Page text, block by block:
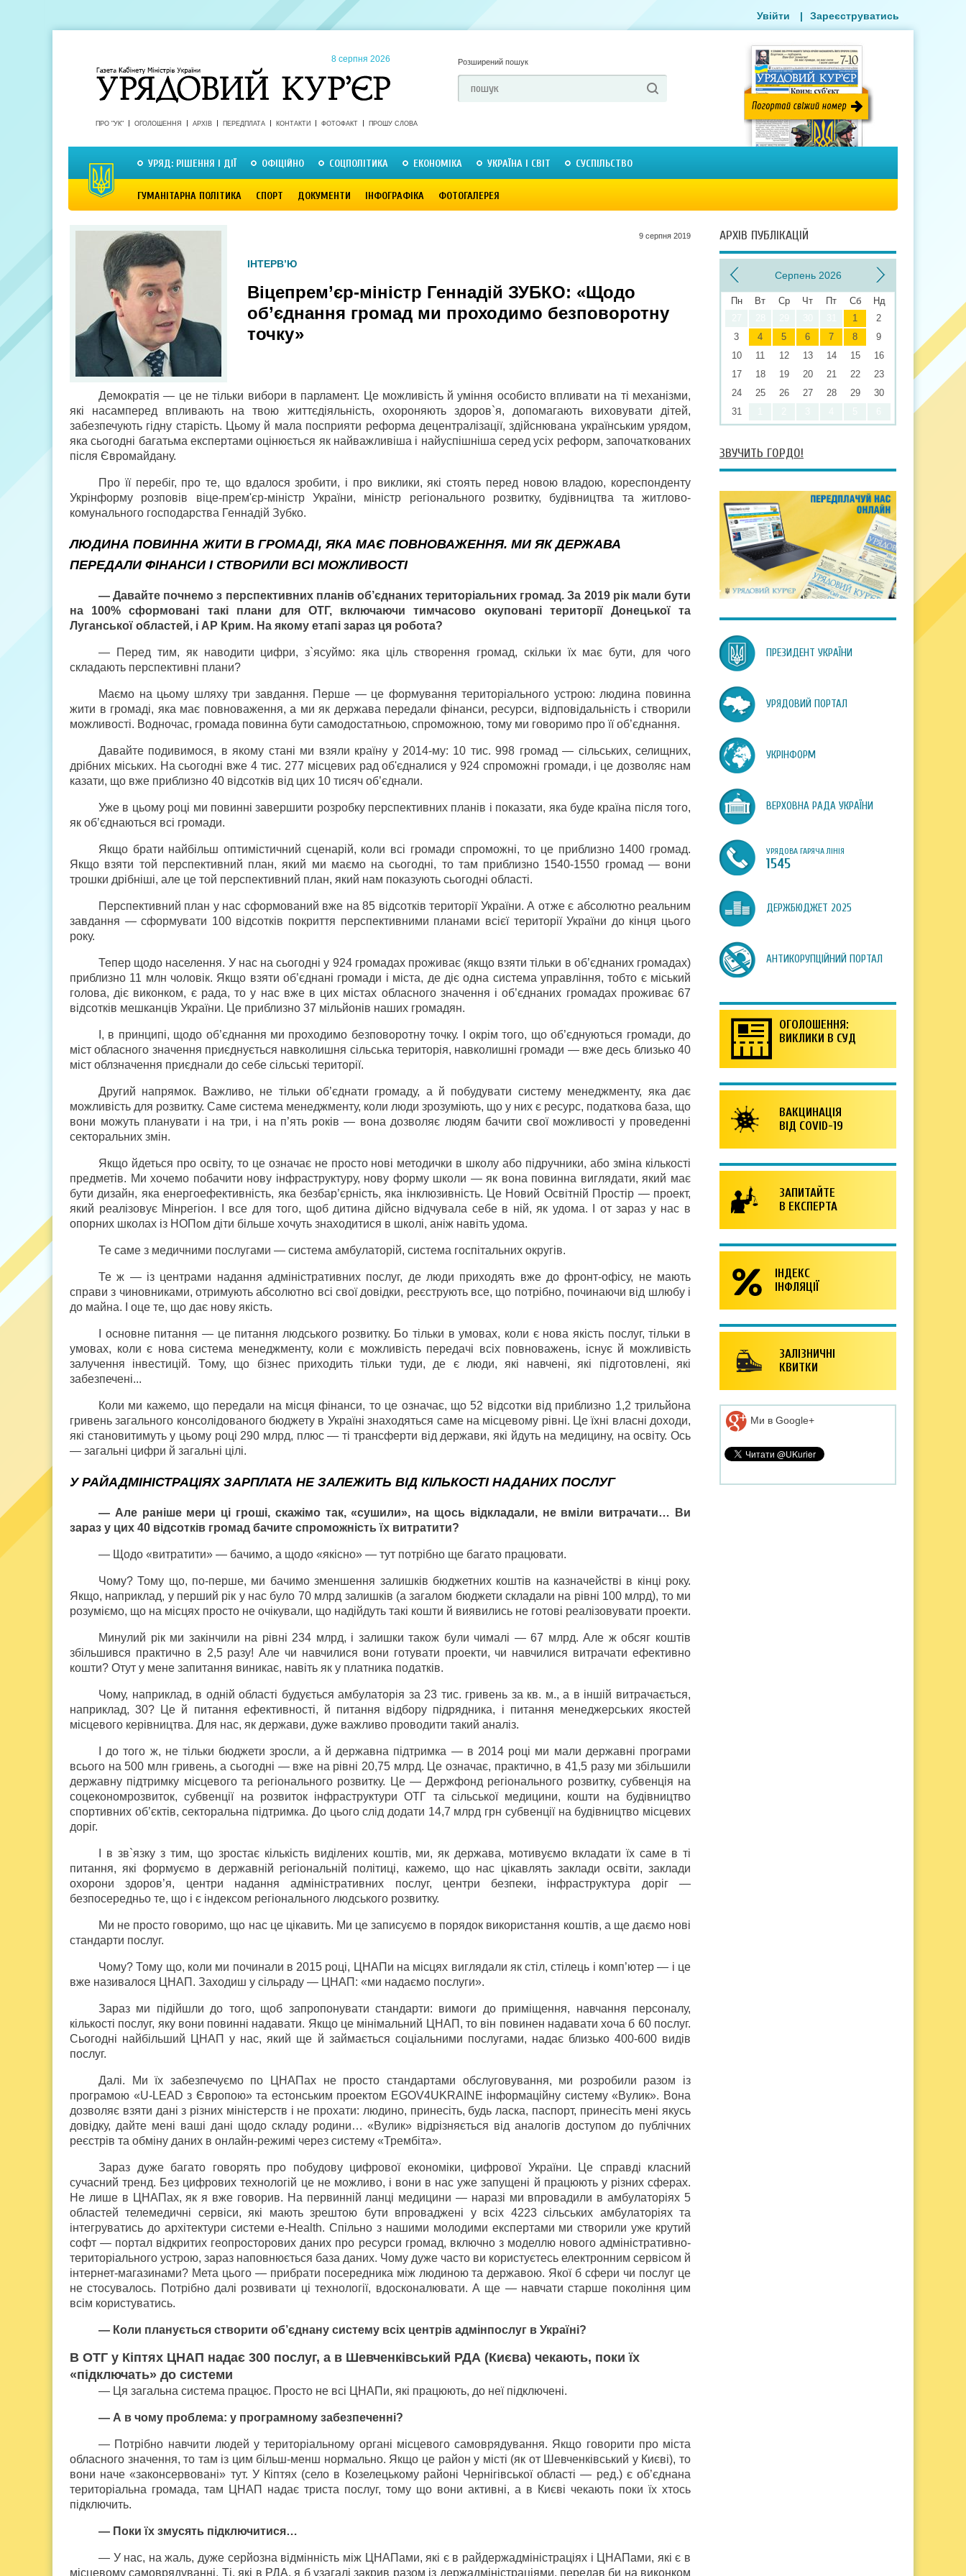
8 серпня 2026 Розширений пошук
ПРО "УК" ОГОЛОШЕННЯ АРХІВ ПЕРЕДПЛАТА КОНТАКТИ ФОТОФАКТ ПРОШУ СЛОВА
УРЯД: РІШЕННЯ І ДІЇ ОФІЦІЙНО СОЦПОЛІТИКА ЕКОНОМІКА УКРАЇНА І СВІТ СУСПІЛЬСТВО
ГУМАНІТАРНА ПОЛІТИКА СПОРТ ДОКУМЕНТИ ІНФОГРАФІКА ФОТОГАЛЕРЕЯ
Увійти | Зареєструватись
9 серпня 2019
ІНТЕРВ’Ю
Віцепрем’єр-міністр Геннадій ЗУБКО: «Щодо
об’єднання громад ми проходимо безповоротну
точку»
Демократія — це не тільки вибори в парламент. Це можливість й уміння особисто впливати на ті механізми,
які насамперед впливають на твою життєдіяльність, охороняють здоров`я, допомагають виховувати дітей,
забезпечують гідну старість. Цьому й мала посприяти реформа децентралізації, здійснювана українським урядом,
яка сьогодні багатьма експертами оцінюється як найважливіша і найуспішніша серед усіх реформ, започаткованих
після Євромайдану.
Про її перебіг, про те, що вдалося зробити, і про виклики, які стоять перед новою владою, кореспонденту
Укрінформу розповів віце-прем'єр-міністр України, міністр регіонального розвитку, будівництва та житлово-
комунального господарства Геннадій Зубко.
ЛЮДИНА ПОВИННА ЖИТИ В ГРОМАДІ, ЯКА МАЄ ПОВНОВАЖЕННЯ. МИ ЯК ДЕРЖАВА
ПЕРЕДАЛИ ФІНАНСИ І СТВОРИЛИ ВСІ МОЖЛИВОСТІ
— Давайте почнемо з перспективних планів об’єднаних територіальних громад. За 2019 рік мали бути
на 100% сформовані такі плани для ОТГ, включаючи тимчасово окуповані території Донецької та
Луганської областей, і АР Крим. На якому етапі зараз ця робота?
— Перед тим, як наводити цифри, з`ясуймо: яка ціль створення громад, скільки їх має бути, для чого
складають перспективні плани?
Маємо на цьому шляху три завдання. Перше — це формування територіального устрою: людина повинна
жити в громаді, яка має повноваження, а ми як держава передали фінанси, ресурси, відповідальність і створили
можливості. Водночас, громада повинна бути самодостатньою, спроможною, тому ми говоримо про її об’єднання.
Давайте подивимося, в якому стані ми взяли країну у 2014-му: 10 тис. 998 громад — сільських, селищних,
дрібних міських. На сьогодні вже 4 тис. 277 місцевих рад об'єдналися у 924 спроможні громади, і це дозволяє нам
казати, що вже приблизно 40 відсотків від цих 10 тисяч об’єднали.
Уже в цьому році ми повинні завершити розробку перспективних планів і показати, яка буде країна після того,
як об’єднаються всі громади.
Якщо брати найбільш оптимістичний сценарій, коли всі громади спроможні, то це приблизно 1400 громад.
Якщо взяти той перспективний план, який ми маємо на сьогодні, то там приблизно 1540-1550 громад — вони
трошки дрібніші, але це той перспективний план, який нам показують сьогодні області.
Перспективний план у нас сформований вже на 85 відсотків території України. А отже є абсолютно реальним
завдання — сформувати 100 відсотків покриття перспективними планами всієї території України до кінця цього
року.
Тепер щодо населення. У нас на сьогодні у 924 громадах проживає (якщо взяти тільки в об’єднаних громадах)
приблизно 11 млн чоловік. Якщо взяти об’єднані громади і міста, де діє одна система управління, тобто є міський
голова, діє виконком, є рада, то у нас вже в цих містах обласного значення і об’єднаних громадах проживає 67
відсотків мешканців України. Це приблизно 37 мільйонів наших громадян.
І, в принципі, щодо об’єднання ми проходимо безповоротну точку. І окрім того, що об’єднуються громади, до
міст обласного значення приєднується навколишня сільська територія, навколишні громади — вже десь близько 40
міст облзначення приєднали до себе сільські території.
Другий напрямок. Важливо, не тільки об’єднати громаду, а й побудувати систему менеджменту, яка дає
можливість для розвитку. Саме система менеджменту, коли люди зрозуміють, що у них є ресурс, податкова база, що
вони можуть планувати і на три, і на п’ять років — вона дозволяє людям бачити свої можливості у проведенні
секторальних змін.
Якщо йдеться про освіту, то це означає не просто нові методички в школу або підручники, або зміна кількості
предметів. Ми хочемо побачити нову інфраструктуру, нову форму школи — як вона повинна виглядати, який має
бути дизайн, яка енергоефективність, яка безбар’єрність, яка інклюзивність. Це Новий Освітній Простір — проект,
який реалізовує Мінрегіон. І все для того, щоб дитина дійсно відчувала себе в ній, як удома. І от зараз у нас в
опорних школах із НОПом діти більше хочуть знаходитися в школі, аніж навіть удома.
Те саме з медичними послугами — система амбулаторій, система госпітальних округів.
Те ж — із центрами надання адміністративних послуг, де люди приходять вже до фронт-офісу, не мають
справи з чиновниками, отримують абсолютно всі свої довідки, реєструють все, що потрібно, починаючи від шлюбу і
до майна. І оце те, що дає нову якість.
І основне питання — це питання людського розвитку. Бо тільки в умовах, коли є нова якість послуг, тільки в
умовах, коли є нова система менеджменту, коли є можливість передачі всіх повноважень, існує й можливість
залучення інвестицій. Тому, що бізнес приходить тільки туди, де є люди, які навчені, які підготовлені, які
забезпечені...
Коли ми кажемо, що передали на місця фінанси, то це означає, що 52 відсотки від приблизно 1,2 трильйона
гривень загального консолідованого бюджету в Україні знаходяться саме на місцевому рівні. Це їхні власні доходи,
які становитимуть у цьому році 290 млрд, плюс — ті трансферти від держави, які йдуть на медицину, на освіту. Ось
— загальні цифри й загальні цілі.
У РАЙАДМІНІСТРАЦІЯХ ЗАРПЛАТА НЕ ЗАЛЕЖИТЬ ВІД КІЛЬКОСТІ НАДАНИХ ПОСЛУГ
— Але раніше мери ці гроші, скажімо так, «сушили», на щось відкладали, не вміли витрачати… Ви
зараз у цих 40 відсотків громад бачите спроможність їх витратити?
— Щодо «витратити» — бачимо, а щодо «якісно» — тут потрібно ще багато працювати.
Чому? Тому що, по-перше, ми бачимо зменшення залишків бюджетних коштів на казначействі в кінці року.
Якщо, наприклад, у перший рік у нас було 70 млрд залишків (а загалом бюджети складали на рівні 100 млрд), то ми
розуміємо, що на місцях просто не очікували, що надійдуть такі кошти й виявились не готові реалізовувати проекти.
Минулий рік ми закінчили на рівні 234 млрд, і залишки також були чималі — 67 млрд. Але ж обсяг коштів
збільшився практично в 2,5 разу! Але чи навчилися вони готувати проекти, чи навчилися витрачати ефективно
кошти? Отут у мене запитання виникає, навіть як у платника податків.
Чому, наприклад, в одній області будується амбулаторія за 23 тис. гривень за кв. м., а в іншій витрачається,
наприклад, 30? Це й питання ефективності, й питання відбору підрядника, і питання менеджерських якостей
місцевого керівництва. Для нас, як держави, дуже важливо проводити такий аналіз.
І до того ж, не тільки бюджети зросли, а й державна підтримка — в 2014 році ми мали державні програми
всього на 500 млн гривень, а сьогодні — вже на рівні 20,75 млрд. Це означає, практично, в 41,5 разу ми збільшили
державну підтримку місцевого та регіонального розвитку. Це — Держфонд регіонального розвитку, субвенція на
соцекономрозвиток, субвенції на розвиток інфраструктури ОТГ та сільської медицини, кошти на будівництво
спортивних об’єктів, секторальна підтримка. До цього слід додати 14,7 млрд грн субвенції на будівництво місцевих
доріг.
І в зв`язку з тим, що зростає кількість виділених коштів, ми, як держава, мотивуємо вкладати їх саме в ті
питання, які формуємо в державній регіональній політиці, кажемо, що нас цікавлять заклади освіти, заклади
охорони здоров’я, центри надання адміністративних послуг, центри безпеки, інфраструктура доріг —
безпосередньо те, що і є індексом регіонального людського розвитку.
Ми не просто говоримо, що нас це цікавить. Ми це записуємо в порядок використання коштів, а ще даємо нові
стандарти послуг.
Чому? Тому що, коли ми починали в 2015 році, ЦНАПи на місцях виглядали як стіл, стілець і комп’ютер — і це
вже називалося ЦНАП. Заходиш у сільраду — ЦНАП: «ми надаємо послуги».
Зараз ми підійшли до того, щоб запропонувати стандарти: вимоги до приміщення, навчання персоналу,
кількості послуг, яку вони повинні надавати. Якщо це мінімальний ЦНАП, то він повинен надавати хоча б 60 послуг.
Сьогодні найбільший ЦНАП у нас, який ще й займається соціальними послугами, надає близько 400-600 видів
послуг.
Далі. Ми їх забезпечуємо по ЦНАПах не просто стандартами обслуговування, ми розробили разом із
програмою «U-LEAD з Європою» та естонським проектом EGOV4UKRAINE інформаційну систему «Вулик». Вона
дозволяє взяти дані з різних міністерств і не прохати: людино, принесіть, будь ласка, паспорт, принесіть мені якусь
довідку, дайте мені ваші дані щодо складу родини… «Вулик» відрізняється від аналогів доступом до публічних
реєстрів та обміну даних в онлайн-режимі через систему «Трембіта».
Зараз дуже багато говорять про побудову цифрової економіки, цифрової України. Це справді класний
сучасний тренд. Без цифрових технологій це не можливо, і вони в нас уже запущені й працюють у різних сферах.
Не лише в ЦНАПах, як я вже говорив. На первинній ланці медицини — наразі ми впровадили в амбулаторіях 5
областей телемедичні сервіси, які мають зрештою бути впроваджені у всіх 4223 сільських амбулаторіях та
інтегруватись до архітектури системи e-Health. Спільно з нашими молодими експертами ми створили уже крутий
софт — портал відкритих геопросторових даних про ресурси громад, включно з моделлю нового адміністративно-
територіального устрою, зараз наповнюється база даних. Чому дуже часто ви користуєтесь електронним сервісом й
інтернет-магазинами? Мета цього — прибрати посередника між людиною та державою. Якої б сфери чи послуг це
не стосувалось. Потрібно далі розвивати ці технології, вдосконалювати. А ще — навчати старше покоління цим
всім користуватись.
— Коли планується створити об’єднану систему всіх центрів адмінпослуг в Україні?
В ОТГ у Кіптях ЦНАП надає 300 послуг, а в Шевченківський РДА (Києва) чекають, поки їх
«підключать» до системи
— Ця загальна система працює. Просто не всі ЦНАПи, які працюють, до неї підключені.
— А в чому проблема: у програмному забезпеченні?
— Потрібно навчити людей у територіальному органі місцевого самоврядування. Якщо говорити про міста
обласного значення, то там із цим більш-менш нормально. Якщо це район у місті (як от Шевченківський у Києві), то
вони наче «законсервовані» тут. У Кіптях (село в Козелецькому районі Чернігівської області — ред.) є об’єднана
територіальна громада, там ЦНАП надає триста послуг, тому що вони активні, а в Києві чекають поки їх хтось
підключить.
— Поки їх змусять підключитися…
— У нас, на жаль, дуже серйозна відмінність між ЦНАПами, які є в райдержадміністраціях і ЦНАПами, які є в
місцевому самоврядуванні. Ті, які в РДА, я б узагалі закрив разом із держадміністраціями, передав би на виконком
АРХІВ ПУБЛІКАЦІЙ
Серпень 2026
Пн Вт Ср Чт Пт Сб
Нд
1
2
3
4 5 6 7 8
9
10
11 12 13 14 15
16
17
18 19 20 21 22
23
24
25 26 27 28 29
30
31
ЗВУЧИТЬ ГОРДО!
ПРЕЗИДЕНТ УКРАЇНИ
УРЯДОВИЙ ПОРТАЛ
УКРІНФОРМ
ВЕРХОВНА РАДА УКРАЇНИ
УРЯДОВА ГАРЯЧА ЛІНІЯ
1545
ДЕРЖБЮДЖЕТ 2025
АНТИКОРУПЦІЙНИЙ ПОРТАЛ
ОГОЛОШЕННЯ:
ВИКЛИКИ В СУД
ВАКЦИНАЦІЯ
ВІД COVID-19
ЗАПИТАЙТЕ
В ЕКСПЕРТА
ІНДЕКС
ІНФЛЯЦІЇ
ЗАЛІЗНИЧНІ
КВИТКИ
Ми в Google+